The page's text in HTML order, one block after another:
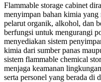
Flammable storage cabinet
menyimpan bahan kimia
pelarut organik, alkohol, dan
berfungsi untuk mengurangi
menyediakan sistem
kimia dari sumber panas
sistem flammable chemical
menjaga keamanan
serta personel yang berada di